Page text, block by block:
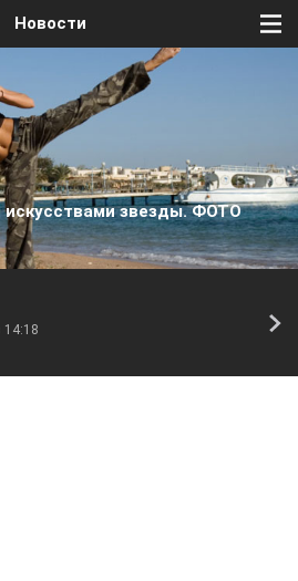
Новости
звезды. ФОТО
14:18